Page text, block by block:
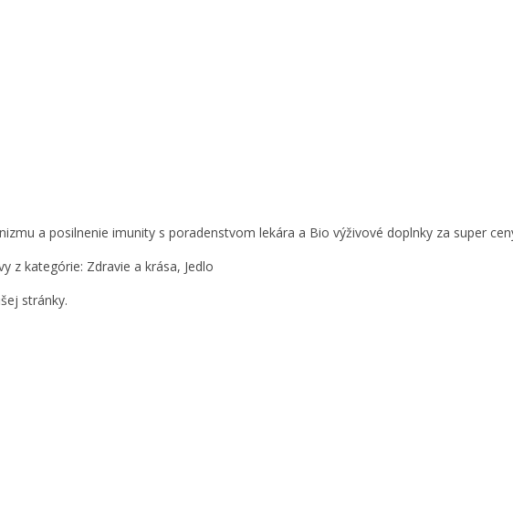
a posilnenie imunity s poradenstvom lekára a Bio výživové doplnky za super
z kategórie: Zdravie a krása, Jedlo
stránky.